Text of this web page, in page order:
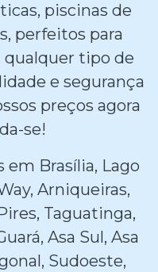
piscinas de
perfeitos para
qualquer tipo de
e segurança
preços agora
se!
em Brasília, Lago
Arniqueiras,
Taguatinga,
Asa Sul, Asa
Sudoeste,